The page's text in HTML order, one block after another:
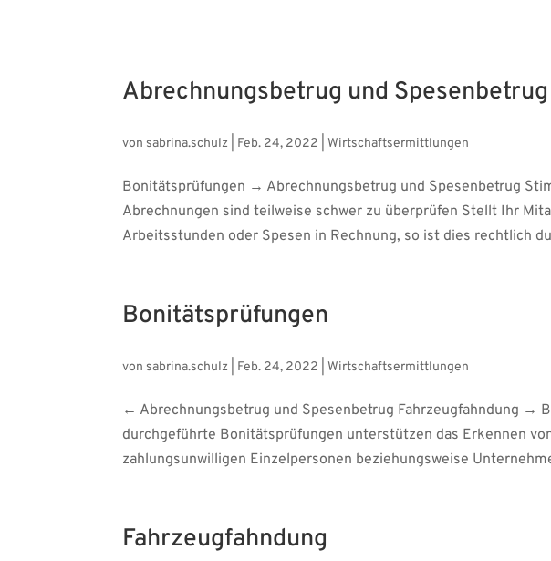
Abrechnungsbetrug und Spesenbetrug
vonsabrina.schulz Feb. 24, 2022 |Wirtschaftsermittlungen
Bonitätsprüfungen → Abrechnungsbetrug und Spesenbetrug
Abrechnungen sind teilweise schwer zu überprüfen Stellt Ihr
Arbeitsstunden oder Spesen in Rechnung, so ist dies rechtlich
Bonitätsprüfungen
vonsabrina.schulz Feb. 24, 2022 |Wirtschaftsermittlungen
← Abrechnungsbetrug und Spesenbetrug Fahrzeugfahndung →
durchgeführte Bonitätsprüfungen unterstützen das Erkennen
zahlungsunwilligen Einzelpersonen beziehungsweise
Fahrzeugfahndung